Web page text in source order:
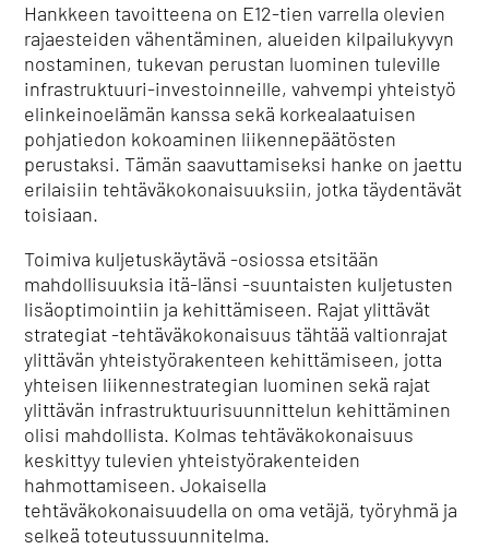
Hankkeen tavoitteena on E12-tien varrella olevien
rajaesteiden vähentäminen, alueiden kilpailukyvyn
nostaminen, tukevan perustan luominen tuleville
infrastruktuuri-investoinneille, vahvempi yhteistyö
elinkeinoelämän kanssa sekä korkealaatuisen
pohjatiedon kokoaminen liikennepäätösten
perustaksi. Tämän saavuttamiseksi hanke on jaettu
erilaisiin tehtäväkokonaisuuksiin, jotka täydentävät
toisiaan.
Toimiva kuljetuskäytävä -osiossa etsitään
mahdollisuuksia itä-länsi -suuntaisten kuljetusten
lisäoptimointiin ja kehittämiseen. Rajat ylittävät
strategiat -tehtäväkokonaisuus tähtää valtionrajat
ylittävän yhteistyörakenteen kehittämiseen, jotta
yhteisen liikennestrategian luominen sekä rajat
ylittävän infrastruktuurisuunnittelun kehittäminen
olisi mahdollista. Kolmas tehtäväkokonaisuus
keskittyy tulevien yhteistyörakenteiden
hahmottamiseen. Jokaisella
tehtäväkokonaisuudella on oma vetäjä, työryhmä ja
selkeä toteutussuunnitelma.